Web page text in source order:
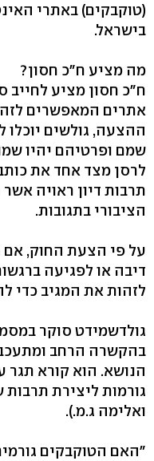
(טוקבקים) באתרי
בישראל.
מה מציע ח"כ חסון?
ח"כ חסון מציע לחייב
אתרים המאפשרים
ההצעה, גולשים יוכלו
שמם ופרטיהם יהיו
לרסן מצד אחד את
תרבות דיון ראויה
הציבורי בתגובות.
על פי הצעת החוק,
דיבה או לפגיעה
לזהות את המגיב כדי
גולדשמידט סוקר
בהקשרה הרחב
הנושא. הוא קורא תגר
גורמות ליצירת
ואלימה ג.מ.).
"האם הטוקבקים